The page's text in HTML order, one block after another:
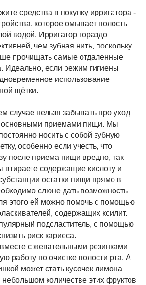
средства в покупку ирригатора -
которое омывает полость
водой. Ирригатор гораздо
чем зубная нить, поскольку
прочищать самые отдаленные
Идеально, если режим гигиены
использование
щётки.
случае нельзя забывать про уход
основными приемами пищи. Мы
носить с собой зубную
особенно если учесть, что
после приема пищи вредно, так
втираете содержащие кислоту и
остатки пищи прямо в
слюне дать возможность
этого ей можно помочь с помощью
содержащих ксилит.
подсластитель, с помощью
риск кариеса.
с жевательными резинками
работу по очистке полости рта. А
может стать кусочек лимона
количестве этих фруктов